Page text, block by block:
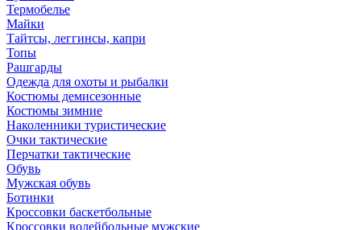
Термобелье
Майки
Тайтсы, леггинсы, капри
Топы
Рашгарды
Одежда для охоты и рыбалки
Костюмы демисезонные
Костюмы зимние
Наколенники туристические
Очки тактические
Перчатки тактические
Обувь
Мужская обувь
Ботинки
Кроссовки баскетбольные
Кроссовки волейбольные мужские